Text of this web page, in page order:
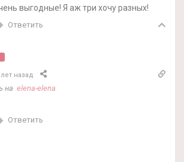
выгодные! Я аж три хочу разных!
Ответить
лет назад
на elena-elena
Ответить